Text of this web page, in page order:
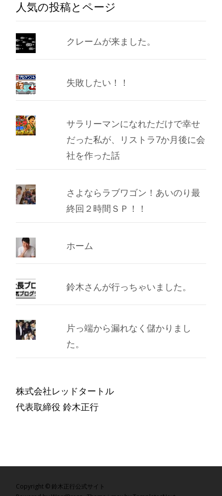
カ
イ
ブ
人気の投稿とページ
クレームが来ました。
失敗したい！！
サラリーマンになれただけで幸せ
だった私が、リストラ7か月後に会
社を作った話
さよならラブワゴン！あいのり最
終回２時間ＳＰ！！
ホーム
鈴木さんが行っちゃいました。
片っ端から漏れなく儲かりまし
た。
株式会社レッドタートル
代表取締役 鈴木正行
Copyright © 鈴木正行公式サイト